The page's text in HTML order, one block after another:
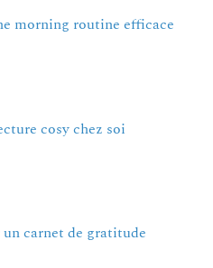
morning routine efficace
cosy chez soi
carnet de gratitude